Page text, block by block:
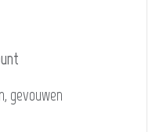
gevouwen